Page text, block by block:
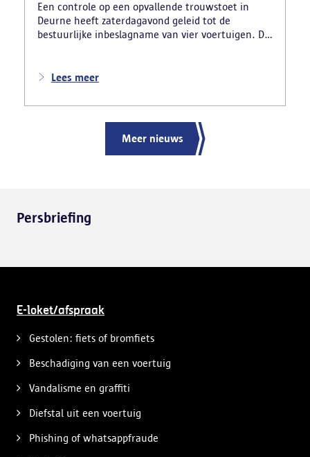
Een controle op een opvallende trouwstoet in
Deurne heeft zaterdagavond geleid tot de
bestuurlijke inbeslagname van vier voertuigen. De
nadat meerdere weggebruikers melding hadden
ernstige verkeershinder die dat als gevolg had.
Lees meer
Meer nieuws
Persbriefing
E-loket/afspraak
Gestolen: fiets of bromfiets
Beschadiging van een voertuig
Vandalisme en graffiti
Diefstal uit een voertuig
Phishing of whatsappfraude